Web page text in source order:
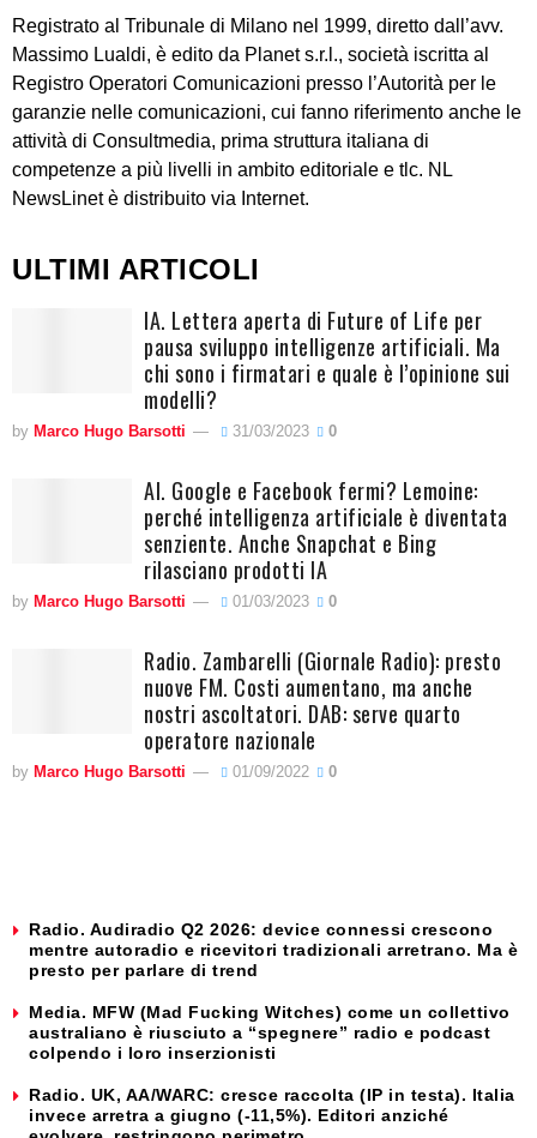
Registrato al Tribunale di Milano nel 1999, diretto dall’avv.
Massimo Lualdi, è edito da Planet s.r.l., società iscritta al
Registro Operatori Comunicazioni presso l’Autorità per le
garanzie nelle comunicazioni, cui fanno riferimento anche le
attività di Consultmedia, prima struttura italiana di
competenze a più livelli in ambito editoriale e tlc. NL
NewsLinet è distribuito via Internet.
ULTIMI ARTICOLI
IA. Lettera aperta di Future of Life per
pausa sviluppo intelligenze artificiali. Ma
chi sono i firmatari e quale è l’opinione sui
modelli?
by Marco Hugo Barsotti 31/03/2023 0
AI. Google e Facebook fermi? Lemoine:
perché intelligenza artificiale è diventata
senziente. Anche Snapchat e Bing
rilasciano prodotti IA
by Marco Hugo Barsotti 01/03/2023 0
Radio. Zambarelli (Giornale Radio): presto
nuove FM. Costi aumentano, ma anche
nostri ascoltatori. DAB: serve quarto
operatore nazionale
by Marco Hugo Barsotti 01/09/2022 0
Radio. Audiradio Q2 2026: device connessi crescono
mentre autoradio e ricevitori tradizionali arretrano. Ma è
presto per parlare di trend
Media. MFW (Mad Fucking Witches) come un collettivo
australiano è riusciuto a “spegnere” radio e podcast
colpendo i loro inserzionisti
Radio. UK, AA/WARC: cresce raccolta (IP in testa). Italia
invece arretra a giugno (-11,5%). Editori anziché